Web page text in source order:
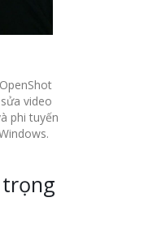
video
phi tuyến